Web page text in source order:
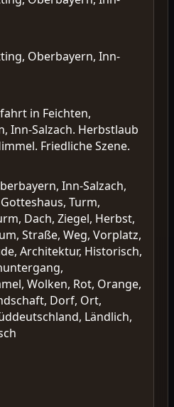
Oberbayern, Inn-
in Feichten,
Inn-Salzach. Herbstlaub
Friedliche Szene.
Inn-Salzach,
Turm,
Dach, Ziegel, Herbst,
Straße, Weg, Vorplatz,
Architektur, Historisch,
Wolken, Rot, Orange,
Dorf, Ort,
Ländlich,